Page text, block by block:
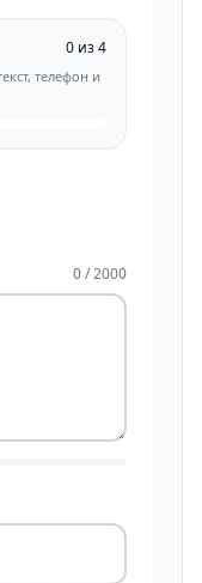
0 из 4
телефон и
0 / 2000